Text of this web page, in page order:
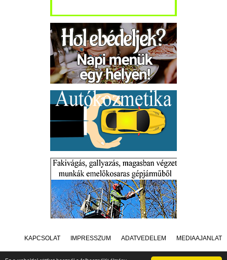
KAPCSOLAT IMPRESSZUM ADATVÉDELEM MÉDIAAJÁNLAT